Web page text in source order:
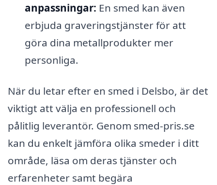
anpassningar: En smed kan även
erbjuda graveringstjänster för att
göra dina metallprodukter mer
personliga.
När du letar efter en smed i Delsbo, är det
viktigt att välja en professionell och
pålitlig leverantör. Genom smed-pris.se
kan du enkelt jämföra olika smeder i ditt
område, läsa om deras tjänster och
erfarenheter samt begära